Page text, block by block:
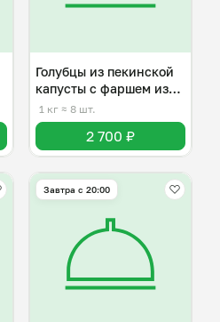
Голубцы из пекинской
капусты с фаршем из
индейки
1 кг ≈ 8 шт.
2 700 ₽
Завтра c 20:00